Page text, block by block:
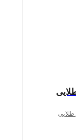
طلایی